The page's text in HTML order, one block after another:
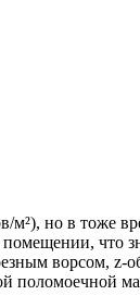
м²), но в тоже
что
ворсом, z-
поломоечной